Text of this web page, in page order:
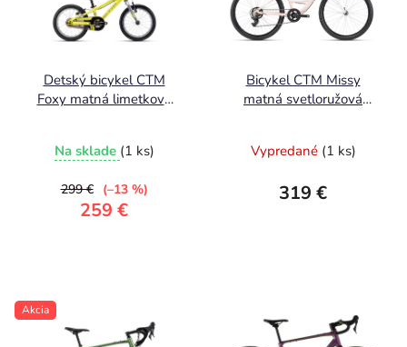
Detský bicykel CTM
Foxy matná limetková
Na sklade (1 ks)
259 €
299 € (–13 %)
Bicykel CTM Missy
matná svetloružová
Vypredané (1 ks)
319 €
Akcia